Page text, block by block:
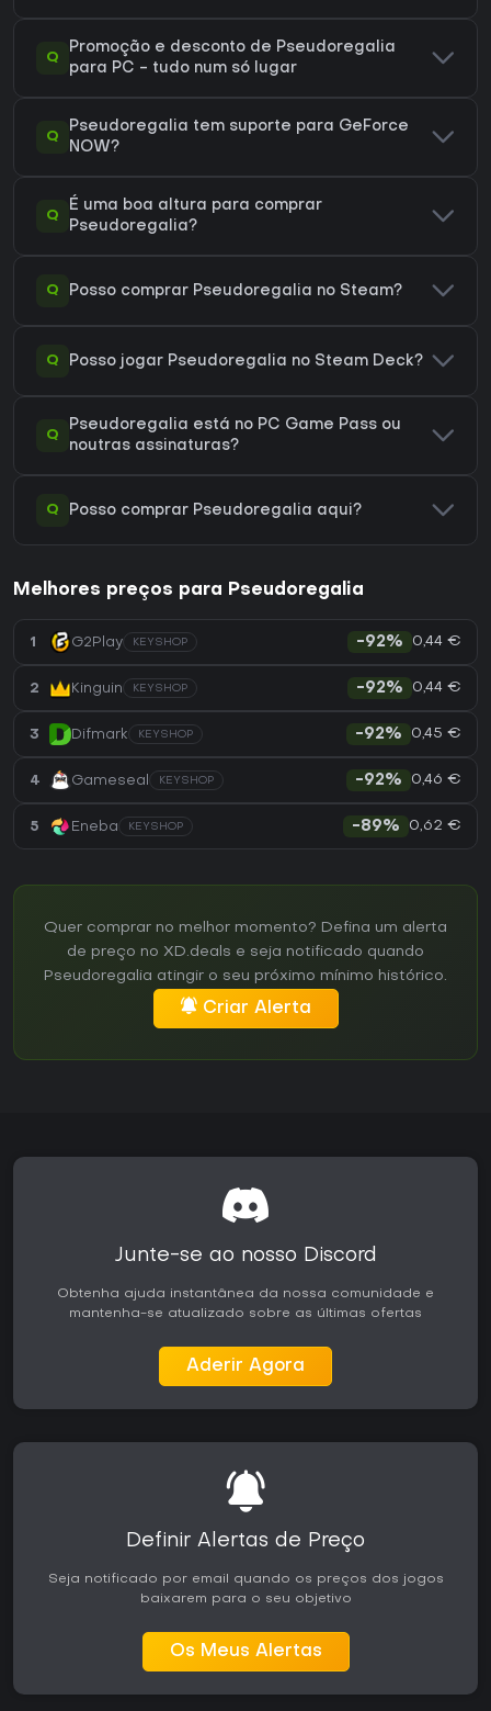
Q
Promoção e desconto de Pseudoregalia
para PC - tudo num só lugar
Q
Pseudoregalia tem suporte para GeForce
NOW?
Q
É uma boa altura para comprar
Pseudoregalia?
Q Posso comprar Pseudoregalia no Steam?
Q Posso jogar Pseudoregalia no Steam Deck?
Q
Pseudoregalia está no PC Game Pass ou
noutras assinaturas?
Q Posso comprar Pseudoregalia aqui?
Melhores preços para Pseudoregalia
1 G2Play KEYSHOP -92% 0,44 €
2 Kinguin KEYSHOP -92% 0,44 €
3 Difmark KEYSHOP -92% 0,45 €
4 Gameseal KEYSHOP -92% 0,46 €
5 Eneba KEYSHOP -89% 0,62 €
Quer comprar no melhor momento? Defina um alerta
de preço no XD.deals e seja notificado quando
Pseudoregalia atingir o seu próximo mínimo histórico.
Criar Alerta
Junte-se ao nosso Discord
Obtenha ajuda instantânea da nossa comunidade e
mantenha-se atualizado sobre as últimas ofertas
Aderir Agora
Definir Alertas de Preço
Seja notificado por email quando os preços dos jogos
baixarem para o seu objetivo
Os Meus Alertas